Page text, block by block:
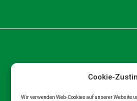
Cookie-
Wir verwenden Web-Cookies auf unserer Website